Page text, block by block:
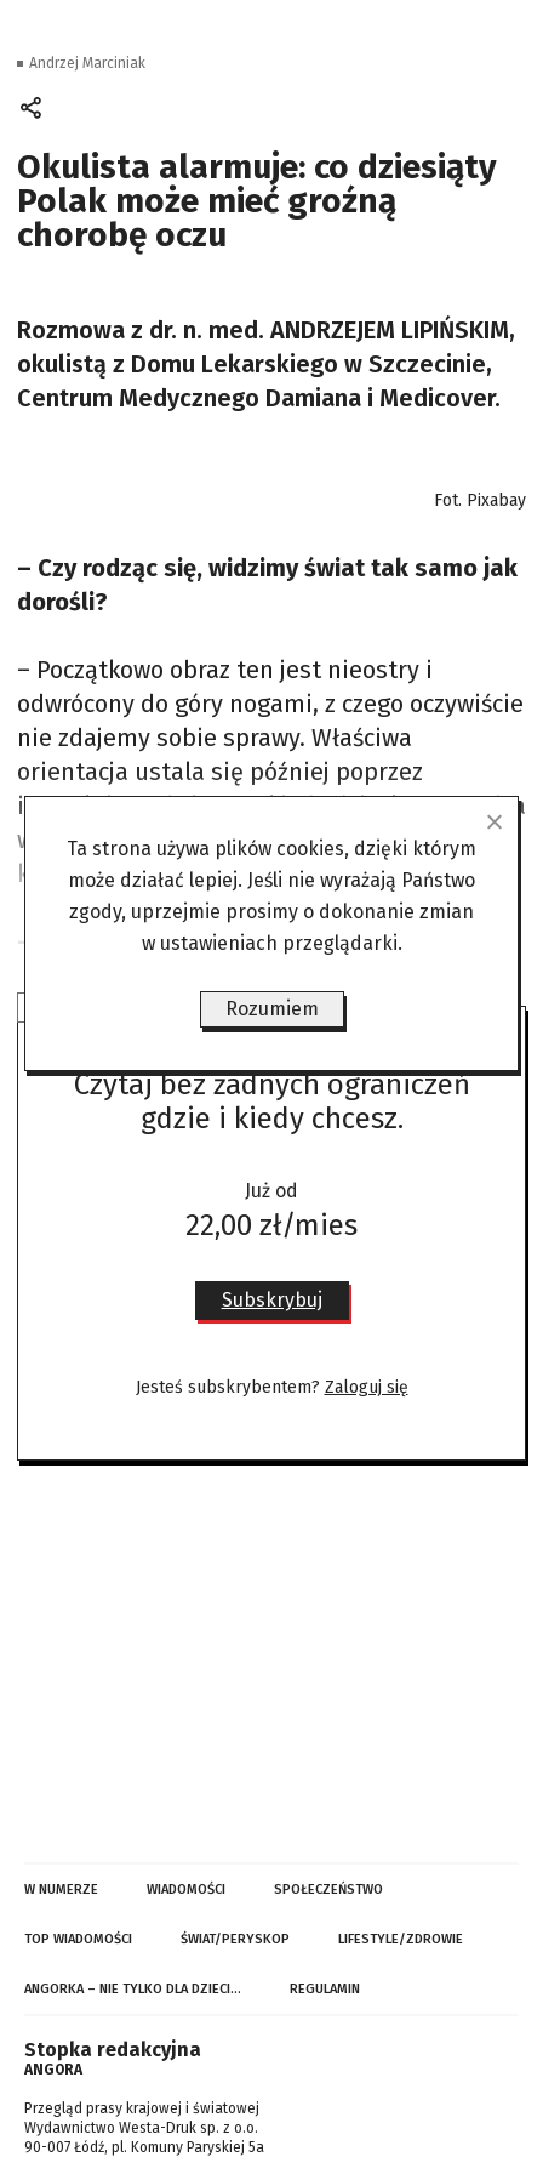
Okulista alarmuje: co dziesiąty
Polak może mieć groźną
chorobę oczu
Rozmowa z dr. n. med. ANDRZEJEM LIPIŃSKIM,
okulistą z Domu Lekarskiego w Szczecinie,
Centrum Medycznego Damiana i Medicover.
Fot. Pixabay
– Czy rodząc się, widzimy świat tak samo jak
dorośli?
– Początkowo obraz ten jest nieostry i
odwrócony do góry nogami, z czego oczywiście
nie zdajemy sobie sprawy. Właściwa
orientacja ustala się później poprzez
interakcje ze światem, kiedy dziecko sprawdza
wszystko dotykiem lub w inny sposób
komunikuje się z otoczeniem.
– W jaki sposób następuje ta zmiana?
Czytaj bez żadnych ograniczeń
gdzie i kiedy chcesz.
Już od
22,00 zł/mies
Subskrybuj
Jesteś subskrybentem? Zaloguj się
Andrzej Marciniak
W NUMERZE WIADOMOŚCI SPOŁECZEŃSTWO
TOP WIADOMOŚCI ŚWIAT/PERYSKOP LIFESTYLE/ZDROWIE
ANGORKA – NIE TYLKO DLA DZIECI… REGULAMIN
Stopka redakcyjna
ANGORA
Przegląd prasy krajowej i światowej
Wydawnictwo Westa-Druk sp. z o.o.
90-007 Łódź, pl. Komuny Paryskiej 5a
Ta strona używa plików cookies, dzięki którym
może działać lepiej. Jeśli nie wyrażają Państwo
zgody, uprzejmie prosimy o dokonanie zmian
w ustawieniach przeglądarki.
Rozumiem